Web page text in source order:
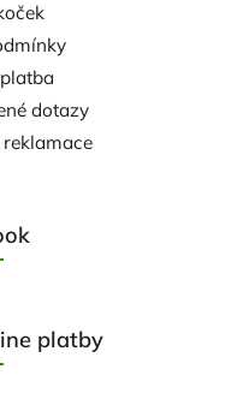
dotazy
platby